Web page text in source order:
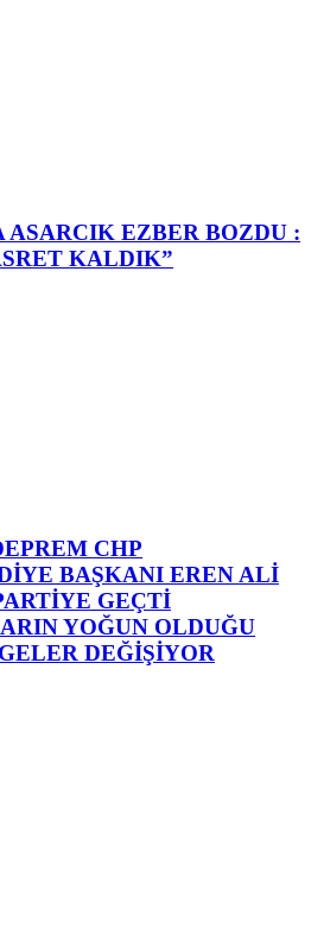
ASARCIK EZBER BOZDU :
KALDIK”
CHP
BAŞKANI EREN ALİ
GEÇTİ
YOĞUN OLDUĞU
DEĞİŞİYOR